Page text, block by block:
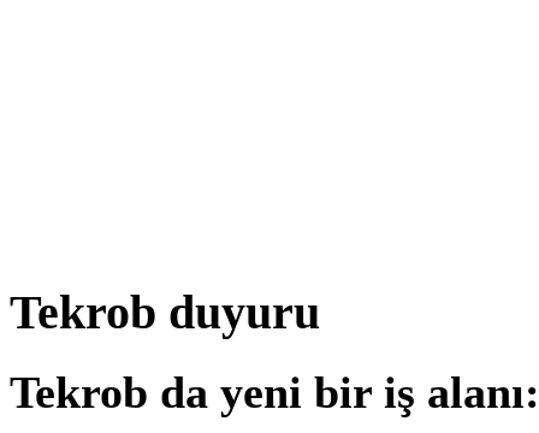
Tekrob duyuru
Tekrob da yeni bir iş alanı: